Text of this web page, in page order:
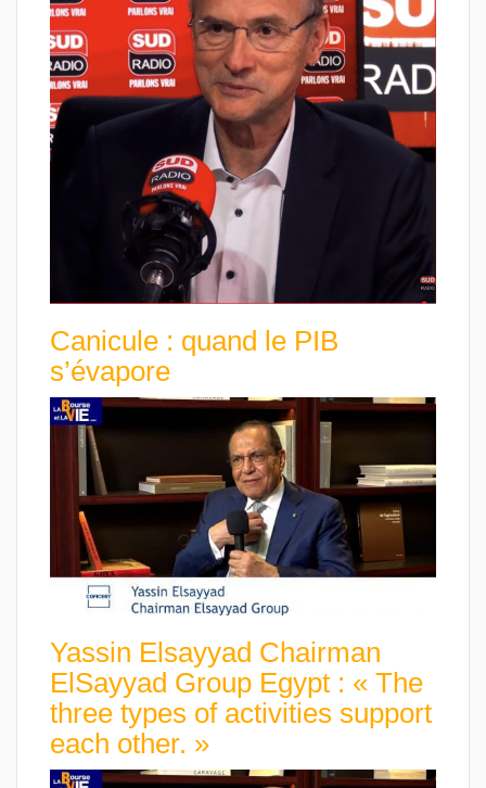
Canicule : quand le PIB
s’évapore
Yassin Elsayyad Chairman
ElSayyad Group Egypt : « The
three types of activities support
each other. »